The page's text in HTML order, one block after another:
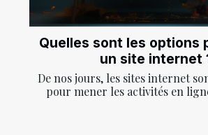
Quelles sont les options
un site internet
De nos jours, les sites internet
pour mener les activités en